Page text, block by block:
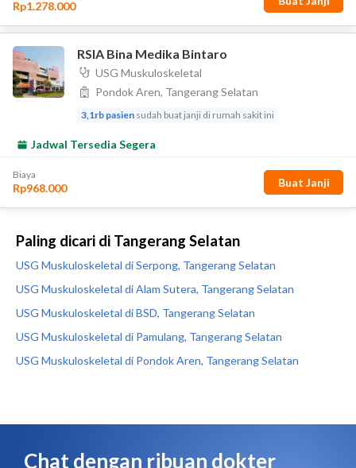
Paling dicari di Tangerang Selatan
USG Muskuloskeletal di Serpong, Tangerang Selatan
USG Muskuloskeletal di Alam Sutera, Tangerang Selatan
USG Muskuloskeletal di BSD, Tangerang Selatan
USG Muskuloskeletal di Pamulang, Tangerang Selatan
USG Muskuloskeletal di Pondok Aren, Tangerang Selatan